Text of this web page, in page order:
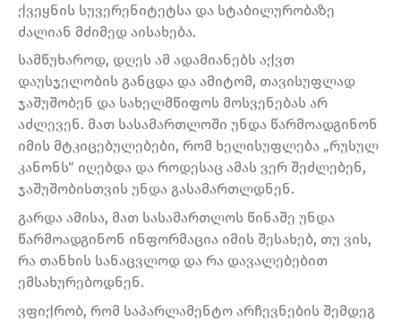
ქვეყნის სუვერენიტეტსა და სტაბილურობაზე
ძალიან მძიმედ აისახება.
სამწუხაროდ, დღეს ამ ადამიანებს აქვთ
დაუსჯელობის განცდა და ამიტომ, თავისუფლად
ჯაშუშობენ და სახელმწიფოს მოსვენებას არ
აძლევენ. მათ სასამართლოში უნდა წარმოადგინონ
იმის მტკიცებულებები, რომ ხელისუფლება „რუსულ
კანონს“ იღებდა და როდესაც ამას ვერ შეძლებენ,
ჯაშუშობისთვის უნდა გასამართლდნენ.
გარდა ამისა, მათ სასამართლოს წინაშე უნდა
წარმოადგინონ ინფორმაცია იმის შესახებ, თუ ვის,
რა თანხის სანაცვლოდ და რა დავალებებით
ემსახურებოდნენ.
ვფიქრობ, რომ საპარლამენტო არჩევნების შემდეგ